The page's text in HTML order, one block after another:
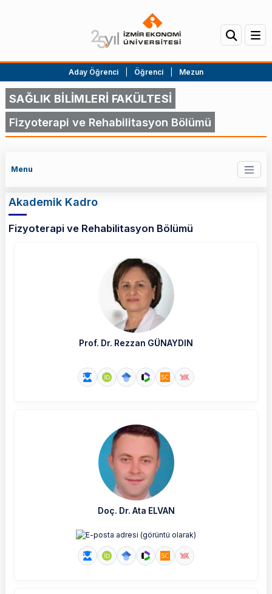
Aday Öğrenci Öğrenci Mezun
SAĞLIK BİLİMLERİ FAKÜLTESİ
Fizyoterapi ve Rehabilitasyon Bölümü
Menu
Akademik Kadro
Fizyoterapi ve Rehabilitasyon Bölümü
Prof. Dr. Rezzan GÜNAYDIN
Doç. Dr. Ata ELVAN